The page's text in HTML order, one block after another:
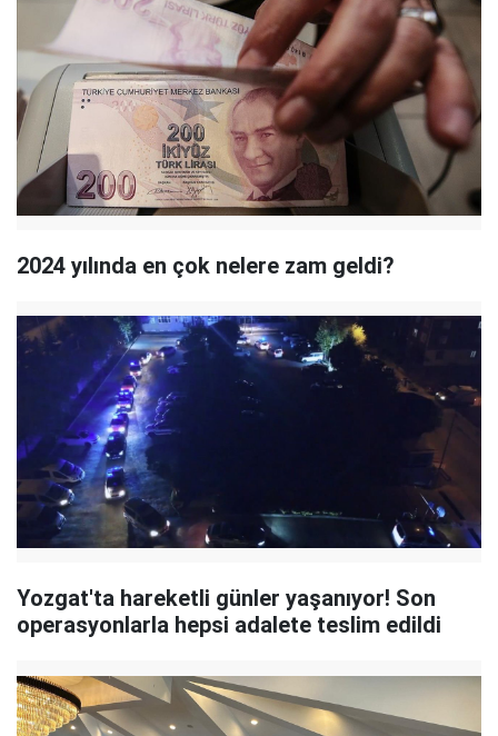
2024 yılında en çok nelere zam geldi?
Yozgat'ta hareketli günler yaşanıyor! Son
operasyonlarla hepsi adalete teslim edildi